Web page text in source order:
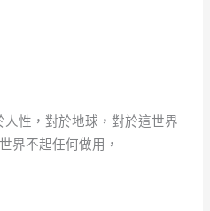
性，對於地球，對於這世界
界不起任何做用，